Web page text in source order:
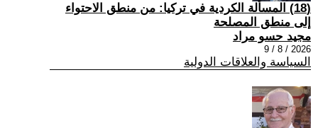
(18) المسألة الكردية في تركيا: من منطق الاحتواء
إلى منطق المصلحة
مجيد حسو مراد
2026 / 8 / 9
السياسة والعلاقات الدولية